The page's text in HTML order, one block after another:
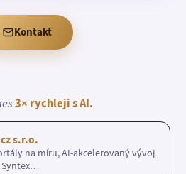
Kontakt
3× rychleji s AI.
s.r.o.
na míru, AI-akcelerovaný vývoj
Syntex…